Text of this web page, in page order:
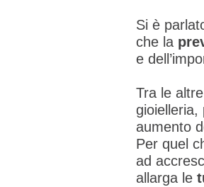
Si è
che la
e
Tra le
gioielleria,
aumento
Per quel
ad
allarga le